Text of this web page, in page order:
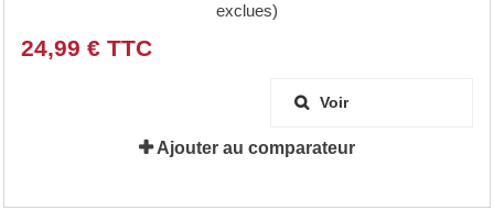
exclues)
24,99 € TTC
Voir
Ajouter au comparateur